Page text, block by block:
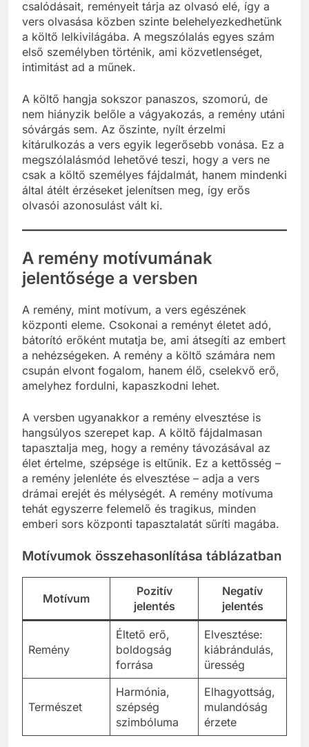
csalódásait, reményeit tárja az olvasó elé, így a
vers olvasása közben szinte belehelyezkedhetünk
a költő lelkivilágába. A megszólalás egyes szám
első személyben történik, ami közvetlenséget,
intimitást ad a műnek.
A költő hangja sokszor panaszos, szomorú, de
nem hiányzik belőle a vágyakozás, a remény utáni
sóvárgás sem. Az őszinte, nyílt érzelmi
kitárulkozás a vers egyik legerősebb vonása. Ez a
megszólalásmód lehetővé teszi, hogy a vers ne
csak a költő személyes fájdalmát, hanem mindenki
által átélt érzéseket jelenítsen meg, így erős
olvasói azonosulást vált ki.
A remény motívumának
jelentősége a versben
A remény, mint motívum, a vers egészének
központi eleme. Csokonai a reményt életet adó,
bátorító erőként mutatja be, ami átsegíti az embert
a nehézségeken. A remény a költő számára nem
csupán elvont fogalom, hanem élő, cselekvő erő,
amelyhez fordulni, kapaszkodni lehet.
A versben ugyanakkor a remény elvesztése is
hangsúlyos szerepet kap. A költő fájdalmasan
tapasztalja meg, hogy a remény távozásával az
élet értelme, szépsége is eltűnik. Ez a kettősség –
a remény jelenléte és elvesztése – adja a vers
drámai erejét és mélységét. A remény motívuma
tehát egyszerre felemelő és tragikus, minden
emberi sors központi tapasztalatát sűríti magába.
Motívumok összehasonlítása táblázatban
Motívum
Pozitív
jelentés
Negatív
jelentés
Remény
Éltető erő,
boldogság
forrása
Elvesztése:
kiábrándulás,
üresség
Természet
Harmónia,
szépség
szimbóluma
Elhagyottság,
mulandóság
érzete